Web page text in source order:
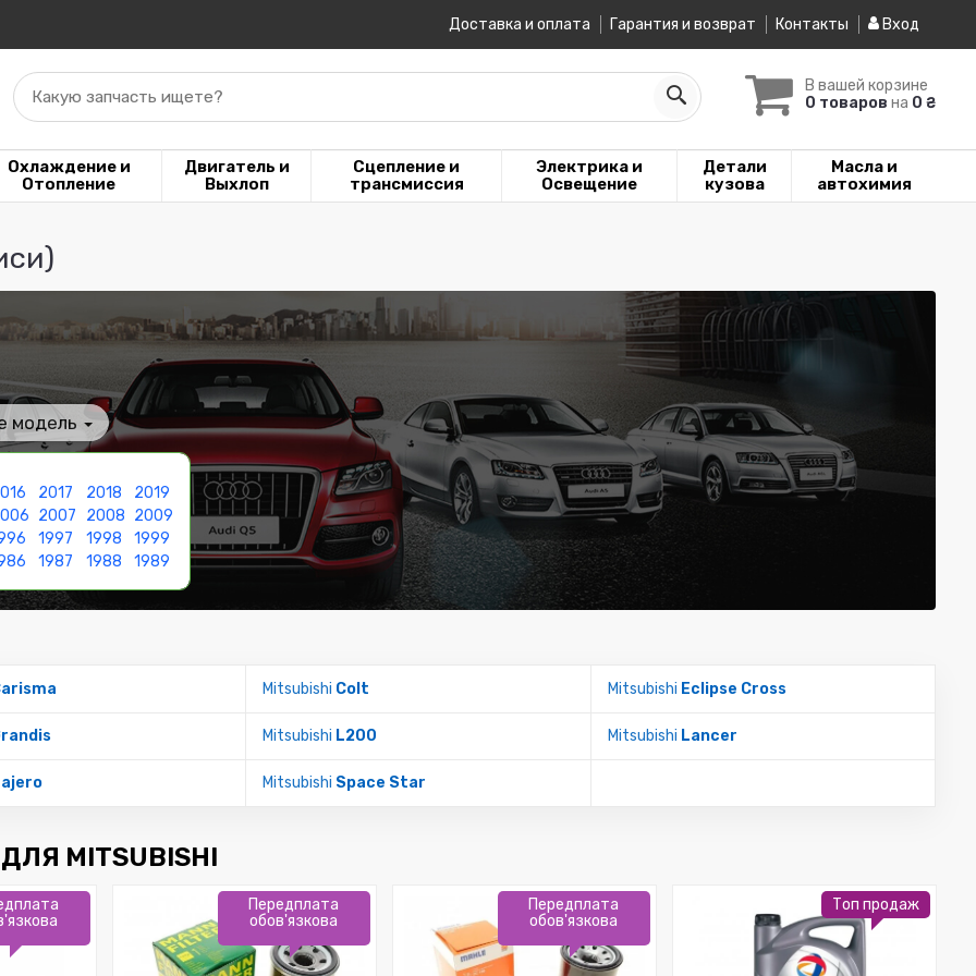
Доставка и оплата Гарантия и возврат Контакты Вход
В вашей корзине
0 товаров на 0 ₴
Какую запчасть ищете?
Охлаждение и
Отопление
Двигатель и
Выхлоп
Сцепление и
трансмиссия
Электрика и
Освещение
Детали
кузова
Масла и
автохимия
2017 2018
2019
2007 2008 2009
1997 1998
1999
1987 1988 1989
модель
Mitsubishi Colt Mitsubishi Eclipse Cross
Mitsubishi L200 Mitsubishi Lancer
Mitsubishi Space Star
MITSUBISHI
Передплата
обов'язкова
Передплата
обов'язкова
Топ продаж